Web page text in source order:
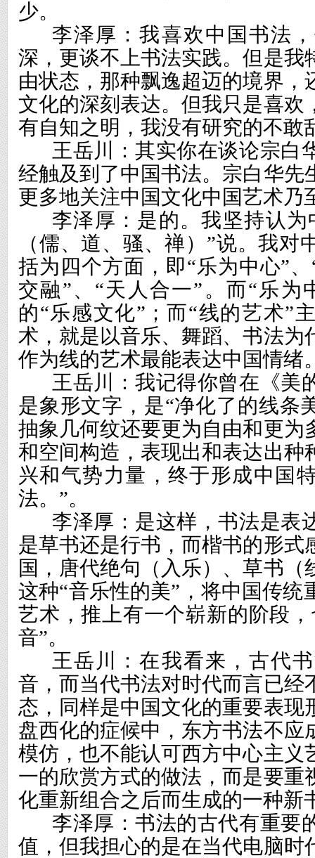
少。
李泽厚：我喜欢中国书法
深，更谈不上书法实践。但是我
由状态，那种飘逸超迈的境界，
文化的深刻表达。但我只是喜欢
有自知之明，我没有研究的不敢
王岳川：其实你在谈论宗白
经触及到了中国书法。宗白华先
更多地关注中国文化中国艺术乃
李泽厚：是的。我坚持认为
（儒、道、骚、禅）”说。我对
括为四个方面，即“乐为中心”
交融”、“天人合一”。而“乐为
的“乐感文化”；而“线的艺术”
术，就是以音乐、舞蹈、书法为
作为线的艺术最能表达中国情绪
王岳川：我记得你曾在《美
是象形文字，是“净化了的线
抽象几何纹还要更为自由和更为
和空间构造，表现出和表达出种
兴和气势力量，终于形成中国
法。”。
李泽厚：是这样，书法是表
是草书还是行书，而楷书的形式
国，唐代绝句（入乐）、草书（
这种“音乐性的美”，将中国传统
艺术，推上有一个崭新的阶段
音”。
王岳川：在我看来，古代
音，而当代书法对时代而言已经
态，同样是中国文化的重要表现
盘西化的症候中，东方书法不应
模仿，也不能认可西方中心主义
一的欣赏方式的做法，而是要重
化重新组合之后而生成的一种新
李泽厚：书法的古代有重要
值，但我担心的是在当代电脑时